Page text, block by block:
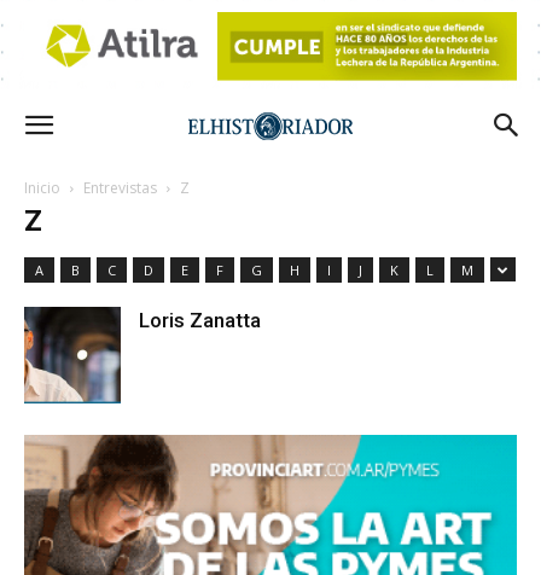
Inicio Entrevistas Z
Z
A B C D E F G H I J K L M
Loris Zanatta